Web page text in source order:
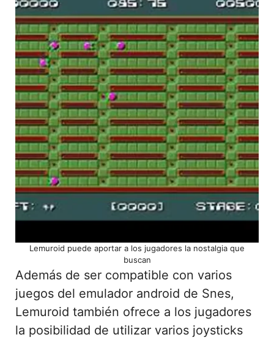
Lemuroid puede aportar a los jugadores la nostalgia que
buscan
Además de ser compatible con varios
juegos del emulador android de Snes,
Lemuroid también ofrece a los jugadores
la posibilidad de utilizar varios joysticks